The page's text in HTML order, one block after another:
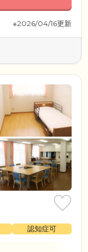
※2026/04/16更新
認知症可